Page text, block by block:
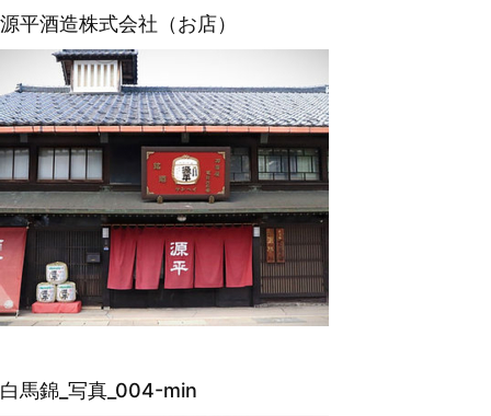
源平酒造株式会社（お店）
白馬錦_写真_004-min